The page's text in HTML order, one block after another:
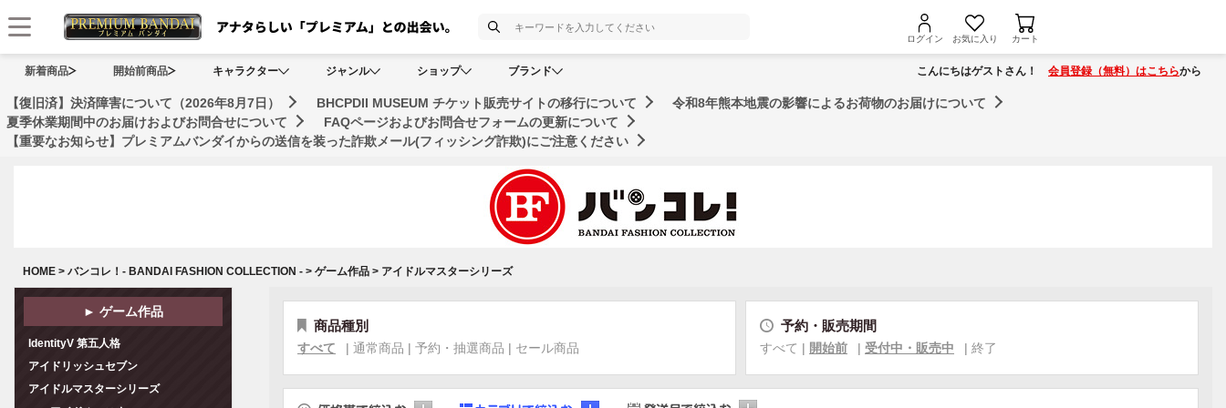
ログイン お気に入り カート
メニュー
新着商品 開始前商品 キャラクター ジャンル ショップ ブランド こんにちはゲストさん！ 会員登録（無料）はこちらから
【復旧済】決済障害について（2026年8月7日） BHCPDII MUSEUM チケット販売サイトの移行について
令和8年熊本地震の影響によるお荷物のお届けについて
夏季休業期間中のお届けおよびお問合せについて
FAQページおよびお問合せフォームの更新について
【重要なお知らせ】プレミアムバンダイからの送信を装った詐欺メール(フィッシング詐欺)にご注意ください
HOME > バンコレ！- BANDAI FASHION COLLECTION - > ゲーム作品 > アイドルマスターシリーズ
商品種別
すべて | 通常商品 | 予約・抽選商品 | セール商品
予約・販売期間
すべて | 開始前 | 受付中・販売中 |終了
► ゲーム作品
IdentityV 第五人格
アイドリッシュセブン
アイドルマスターシリーズ